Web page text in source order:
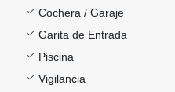
Cochera / Garaje
Garita de Entrada
Piscina
Vigilancia